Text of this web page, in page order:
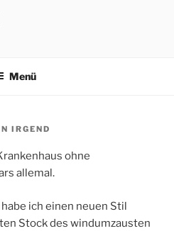
Menü
IRGEND
ohne
allemal.
ich einen neuen Stil
Stock des windumzausten